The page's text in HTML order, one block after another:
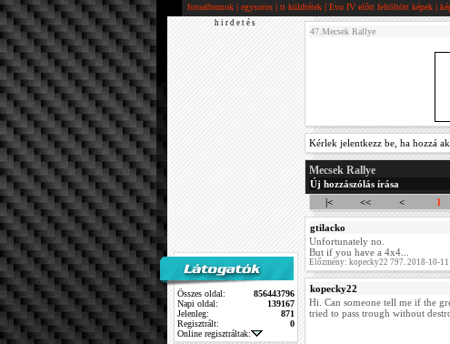
fotoalbumok | egysoros | ti küldtétek | Evo IV előtt feltöltött képek |
h i r d e t é s
Összes oldal:
856443796
Napi oldal:
139167
Jelenleg:
871
Regisztrált:
0
Online regisztráltak:
47.Mecsek Rallye
Kérlek jelentkezz be, ha hozzá
Mecsek Rallye
Új hozzászólás írása
|< << < 1
gtilacko
Unfortunately no.
But if you have a 4x4...
Előzmény: kopecky22 797. 2018-10-
kopecky22
Hi. Can someone tell me if the
tried to pass trough without